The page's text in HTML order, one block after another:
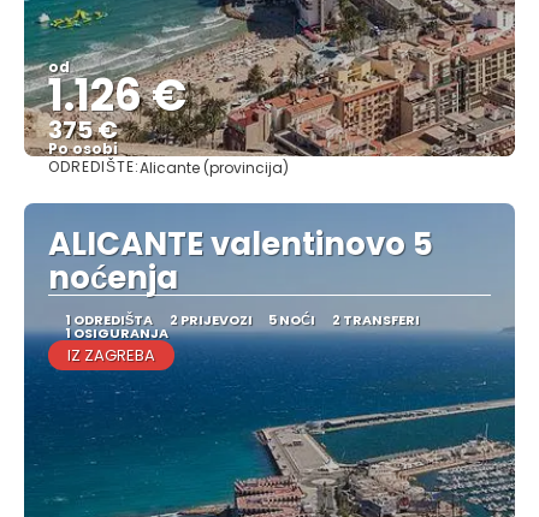
od
1.126 €
375 €
Po osobi
Vidjeti
ODREDIŠTE:Alicante (provincija)
ALICANTE valentinovo 5
noćenja
1 ODREDIŠTA 2 PRIJEVOZI 5 NOĆI 2 TRANSFERI
1 OSIGURANJA
IZ ZAGREBA